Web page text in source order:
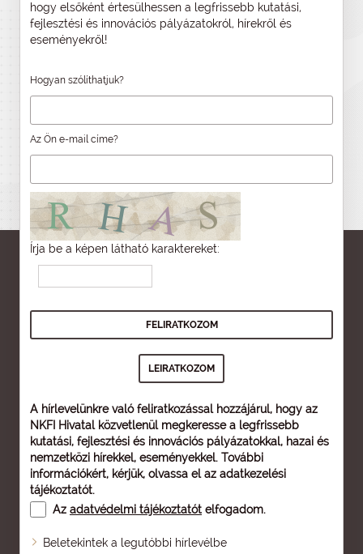
hogy elsőként értesülhessen a legfrissebb kutatási,
fejlesztési és innovációs pályázatokról, hírekről és
eseményekről!
Hogyan szólíthatjuk?
Az Ön e-mail címe?
Írja be a képen látható karaktereket:
A hírlevelünkre való feliratkozással hozzájárul, hogy az
NKFI Hivatal közvetlenül megkeresse a legfrissebb
kutatási, fejlesztési és innovációs pályázatokkal, hazai és
nemzetközi hírekkel, eseményekkel. További
információkért, kérjük, olvassa el az adatkezelési
tájékoztatót.
Az adatvédelmi tájékoztatót elfogadom.
Beletekintek a legutóbbi hírlevélbe